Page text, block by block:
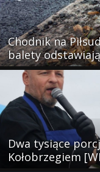
Chodnik na
balety
Dwa tysiące
Kołobrzegiem